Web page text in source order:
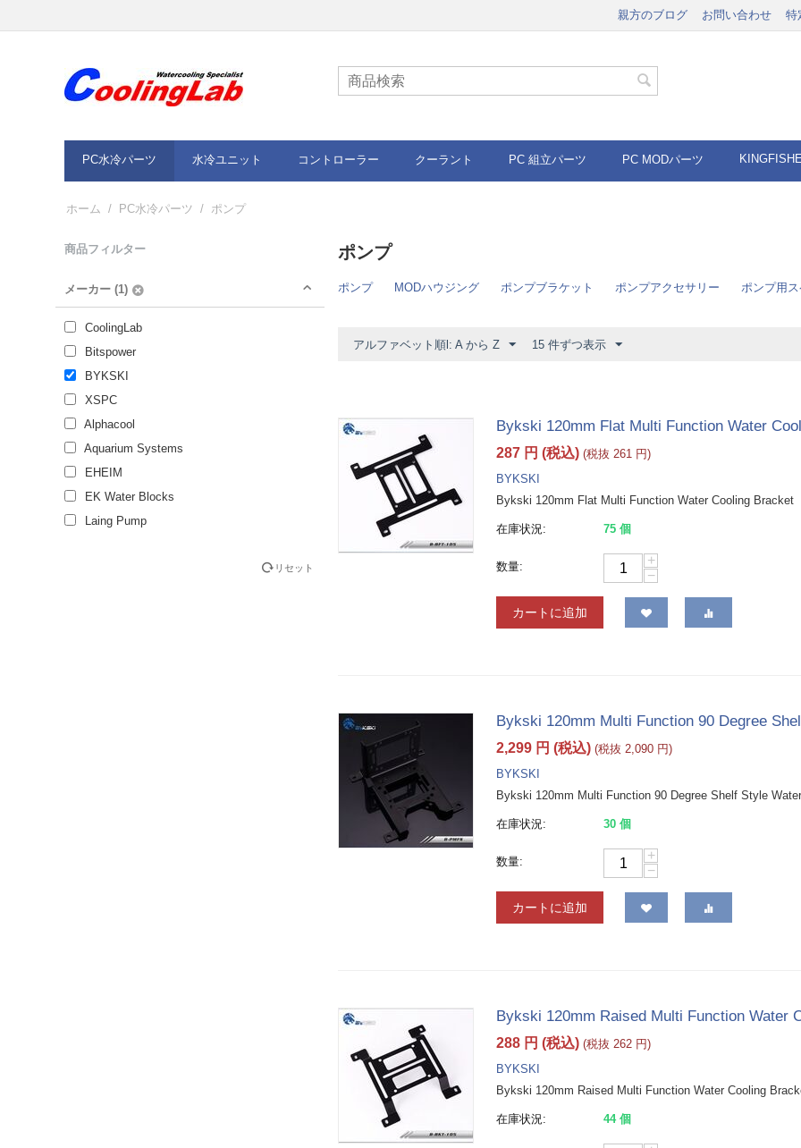
親方のブログ お問い合わせ 特
PC水冷パーツ 水冷ユニット コントローラー クーラント PC 組立パーツ PC MODパーツ
ホーム / PC水冷パーツ / ポンプ
商品フィルター
メーカー (1)
CoolingLab
Bitspower
BYKSKI
XSPC
Alphacool
Aquarium Systems
EHEIM
EK Water Blocks
Laing Pump
リセット
ポンプ
ポンプ MODハウジング ポンプブラケット ポンプアクセサリー ポンプ用
アルファベット順l: A から Z 15 件ずつ表示
Bykski 120mm Flat Multi Function Water
287 円 (税込) (税抜261 円)
BYKSKI
Bykski 120mm Flat Multi Function Water Cooling Bracket
在庫状況: 75 個
数量:
+
−
カートに追加
Bykski 120mm Multi Function 90 Degree
2,299 円 (税込) (税抜2,090 円)
BYKSKI
Bykski 120mm Multi Function 90 Degree Shelf Style
在庫状況: 30 個
数量:
+
−
カートに追加
Bykski 120mm Raised Multi Function Water
288 円 (税込) (税抜262 円)
BYKSKI
Bykski 120mm Raised Multi Function Water Cooling
在庫状況: 44 個